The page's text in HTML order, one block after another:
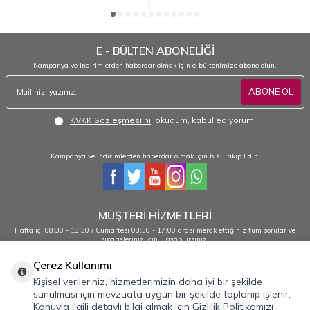
E - BÜLTEN ABONELİĞİ
Kampanya ve indirimlerden haberdar olmak için e-bültenimize abone olun.
ABONE OL
KVKK Sözleşmesi'ni , okudum, kabul ediyorum.
Kampanya ve indirimlerden haberdar olmak için bizi Takip Edin!
MÜŞTERİ HİZMETLERİ
Hafta içi 08:30 - 18:30 / Cumartesi 08:30 - 17:00 arası merak ettiğiniz tüm sorular ve
siparişleriniz için ulaşabilirsiniz.
0232 484 38 44 - 0533 330 88 95
Önemli Bilgiler
Çerez Kullanımı
Kişisel verileriniz, hizmetlerimizin daha iyi bir şekilde
sunulması için mevzuata uygun bir şekilde toplanıp işlenir.
Konuyla ilgili detaylı bilgi almak için Gizlilik Politikamızı